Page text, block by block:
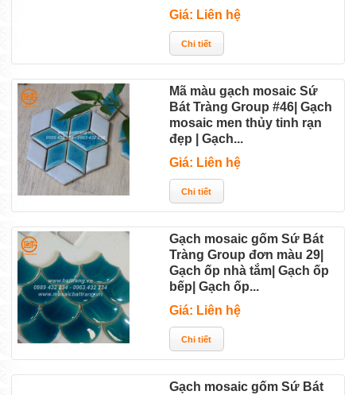
Giá: Liên hệ
Mã màu gạch mosaic Sứ
Bát Tràng Group #46| Gạch
mosaic men thủy tinh rạn
đẹp | Gạch...
Giá: Liên hệ
Gạch mosaic gốm Sứ Bát
Tràng Group đơn màu 29|
Gạch ốp nhà tắm| Gạch ốp
bếp| Gạch ốp...
Giá: Liên hệ
Gạch mosaic gốm Sứ Bát